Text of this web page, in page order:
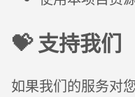
💝 支持我们
如果我们的服务对